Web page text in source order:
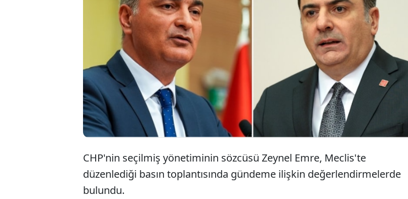
CHP'nin seçilmiş yönetiminin sözcüsü Zeynel Emre, disipline sevk
edilen vekillere ilişkin "Yakında kesinleşmiş yargı kararları çıkacak"
ifadelerini kullanan Müslim Sarı'ya tepki gösterdi. Milletvekillerinin
dokunulmazlıklarının sürdüğünü belirten Emre, "Siz
yargılanacaklarını nereden biliyorsunuz?" diye sordu.
CHP'nin seçilmiş yönetiminin sözcüsü Zeynel Emre, Meclis'te
düzenlediği basın toplantısında gündeme ilişkin değerlendirmelerde
bulundu.